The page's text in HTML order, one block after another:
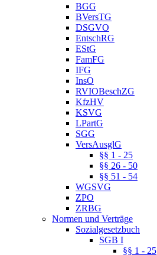
BGG
BVersTG
DSGVO
EntschRG
EStG
FamFG
IFG
InsO
RVIOBeschZG
KfzHV
KSVG
LPartG
SGG
VersAusglG
§§ 1 - 25
§§ 26 - 50
§§ 51 - 54
WGSVG
ZPO
ZRBG
Normen und Verträge
Sozialgesetzbuch
SGB I
§§ 1 - 25